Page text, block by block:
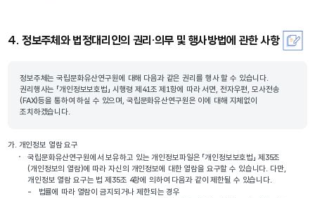
4. 정보주체와 법정대리인의 권리·의무 및 행사방법에 관한 사항
정보주체는 국립문화유산연구원에 대해 다음과 같은 권리를 행사 할 수 있습니다.
권리행사는 「개인정보보호법」 시행령 제41조 제1항에 따라 서면, 전자우편, 모사전송
(FAX)등을 통하여 하실 수 있으며, 국립문화유산연구원은 이에 대해 지체없이
조치하겠습니다.
가. 개인정보 열람 요구
국립문화유산연구원에서 보유하고 있는 개인정보파일은 「개인정보보호법」 제35조
(개인정보의 열람)에 따라 자신의 개인정보에 대한 열람을 요구할 수 있습니다. 다만,
개인정보 열람 요구는 법 제35조 4항에 의하여 다음과 같이 제한될 수 있습니다.
-
법률에 따라 열람이 금지되거나 제한되는 경우